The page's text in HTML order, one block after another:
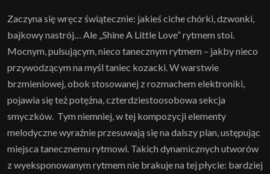
Zaczyna się wręcz świątecznie: jakieś ciche chórki, dzwonki,
bajkowy nastrój… Ale „Shine A Little Love” rytmem stoi.
Mocnym, pulsującym, nieco tanecznym rytmem – jakby nieco
przywodzącym na myśl taniec kozacki. W warstwie
brzmieniowej, obok stosowanej z rozmachem elektroniki,
pojawia się też potężna, czterdziestoosobowa sekcja
smyczków. Tym niemniej, w tej kompozycji elementy
melodyczne wyraźnie przesuwają się na dalszy plan, ustępując
miejsca tanecznemu rytmowi. Takich dynamicznych utworów
z wyeksponowanym rytmem nie brakuje na tej płycie: bardziej